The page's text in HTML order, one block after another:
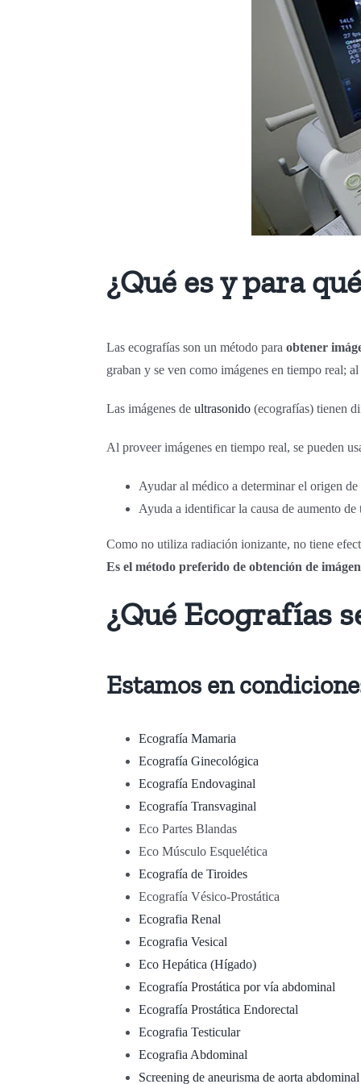
¿Qué es y para
Las ecografías son un método para obtener
graban y se ven como imágenes en tiempo real;
Las imágenes de ultrasonido(ecografías) tienen
Al proveer imágenes en tiempo real, se pueden
Ayudar al médico a determinar el origen
Ayuda a identificar la causa de aumento
Como no utiliza radiación ionizante, no tiene
Es el método preferido de obtención de
¿Qué Ecografías
Estamos en
Ecografía Mamaria
Ecografía Ginecológica
Ecografía Endovaginal
Ecografía Transvaginal
Eco Partes Blandas
Eco Músculo Esquelética
Ecografía de Tiroides
Ecografía Vésico-Prostática
Ecografia Renal
Ecografia Vesical
Eco Hepática (Hígado)
Ecografía Prostática por vía abdominal
Ecografía Prostática Endorectal
Ecografia Testicular
Ecografia Abdominal
Screening de aneurisma de aorta abdominal